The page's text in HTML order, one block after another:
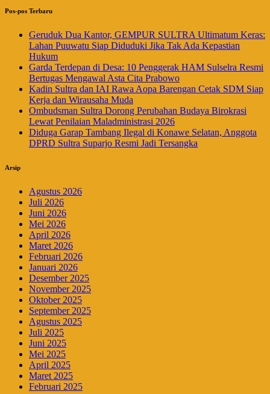
Pos-pos Terbaru
Geruduk Dua Kantor, GEMPUR SULTRA Ultimatum Keras:
Lahan Puuwatu Siap Diduduki Jika Tak Ada Kepastian
Hukum
Garda Terdepan di Desa: 10 Penggerak HAM Sulselra Resmi
Bertugas Mengawal Asta Cita Prabowo
Kadin Sultra dan IAI Rawa Aopa Barengan Cetak SDM Siap
Kerja dan Wirausaha Muda
Ombudsman Sultra Dorong Perubahan Budaya Birokrasi
Lewat Penilaian Maladministrasi 2026
Diduga Garap Tambang Ilegal di Konawe Selatan, Anggota
DPRD Sultra Suparjo Resmi Jadi Tersangka
Arsip
Agustus 2026
Juli 2026
Juni 2026
Mei 2026
April 2026
Maret 2026
Februari 2026
Januari 2026
Desember 2025
November 2025
Oktober 2025
September 2025
Agustus 2025
Juli 2025
Juni 2025
Mei 2025
April 2025
Maret 2025
Februari 2025